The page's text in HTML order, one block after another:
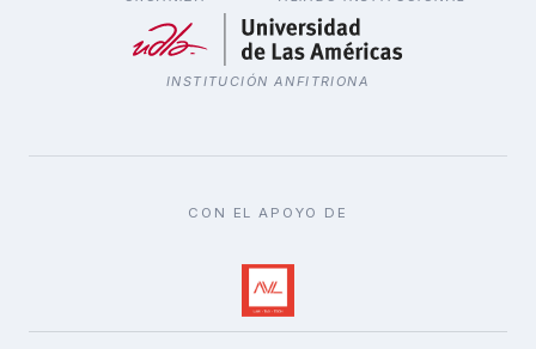
INSTITUCIÓN ANFITRIONA
CON EL APOYO DE